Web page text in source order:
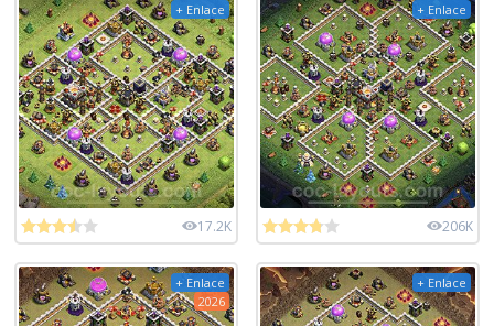
+ Enlace
17.2K
+ Enlace
206K
+ Enlace
2026
+ Enlace